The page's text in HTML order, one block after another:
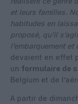
et leurs familles.
habitudes en
proposé, qu’il
l’embarquement
devaient en effet
un formulaire de
Belgium et de
A partir de